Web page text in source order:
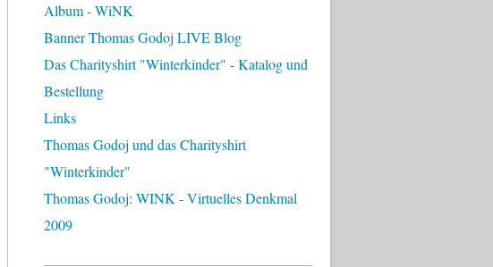
Album - WiNK
Banner Thomas Godoj LIVE Blog
Das Charityshirt "Winterkinder" - Katalog und
Bestellung
Links
Thomas Godoj und das Charityshirt
"Winterkinder"
Thomas Godoj: WINK - Virtuelles Denkmal
2009